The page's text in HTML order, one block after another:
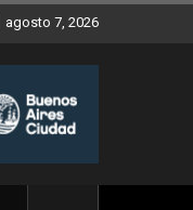
agosto 7, 2026